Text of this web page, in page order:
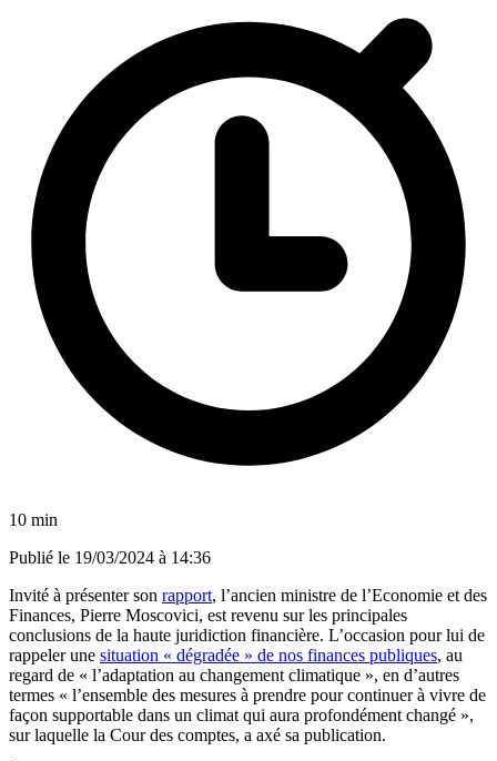
10 min
Publié le 19/03/2024 à 14:36
Invité à présenter son rapport, l’ancien ministre de l’Economie et des
Finances, Pierre Moscovici, est revenu sur les principales
conclusions de la haute juridiction financière. L’occasion pour lui de
rappeler une situation « dégradée » de nos finances publiques, au
regard de « l’adaptation au changement climatique », en d’autres
termes « l’ensemble des mesures à prendre pour continuer à vivre de
façon supportable dans un climat qui aura profondément changé »,
sur laquelle la Cour des comptes, a axé sa publication.